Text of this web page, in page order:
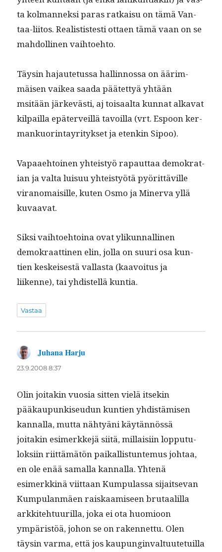
ta kol­man­nek­si paras ratkaisu on tämä Van­
taa-liitos. Real­is­tis­testi ottaen tämä vaan on se
mah­dolli­nen vaihtoehto.
Täysin hajaute­tus­sa hallinnos­sa on äärim­
mäisen vaikea saa­da päätet­tyä yhtään
msitään järkevästi, aj toisaal­ta kun­nat alka­vat
kil­pail­la epäter­veil­lä tavoil­la (vrt. Espoon ker­
mankuor­in­tayri­tyk­set ja etenkin Sipoo).
Vapaae­htoinen yhteistyö rapaut­taa demokra­t­
ian ja val­ta luisuu yhteistyötä pyörit­täville
vira­nomaisille, kuten Osmo ja Min­er­va yllä
kuvaavat.
Sik­si vai­h­toe­htoina ovat ylikun­nalli­nen
demokraat­ti­nen elin, jol­la on suuri osa kun­
tien keskeis­es­tä val­las­ta (kaavoitus ja
liikenne), tai yhdis­tel­lä kuntia.
Vastaa
Juhana Harju
23.9.2008 8:37
Olin joitakin vuosia sit­ten vielä itsekin
pääkaupunkiseudun kun­tien yhdis­tämisen
kan­nal­la, mut­ta nähtyäni käytän­nössä
joitakin esimerkke­jä siitä, mil­laisi­in lop­putu­
lok­si­in riit­tämätön paikallis­tun­te­mus johtaa,
en ole enää samal­la kan­nal­la. Yht­enä
esimerkkinä viit­taan Kumpu­las­sa sijait­se­van
Kumpu­lan­mäen raiskaamiseen bru­taalil­la
arkkite­htu­uril­la, joka ei ota huomioon
ympäristöä, johon se on raken­net­tu. Olen
täysin var­ma, että jos kaupung­in­val­tu­ute­tu­il­la